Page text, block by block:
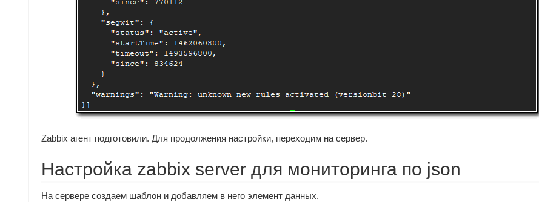
Zabbix агент подготовили. Для продолжения настройки, переходим на сервер.
Настройка zabbix server для мониторинга по json
На сервере создаем шаблон и добавляем в него элемент данных.